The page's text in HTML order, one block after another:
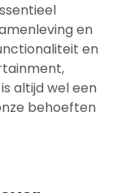
en
en
altijd wel een
behoeften